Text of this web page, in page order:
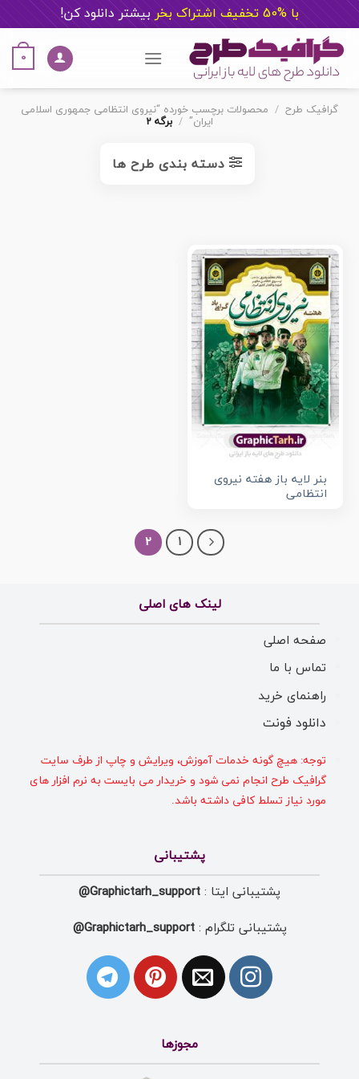
با %50 تخفیف اشتراک بخر بیشتر دانلود کن!
content
0
گرافیک طرح / محصولات برچسب خورده “نیروی انتظامی جمهوری اسلامی
ایران” / برگه 2
دسته بندی طرح ها
بنر لایه باز هفته نیروی
انتظامی
1
2
لینک های اصلی
صفحه اصلی
تماس با ما
راهنمای خرید
دانلود فونت
توجه: هیچ گونه خدمات آموزش، ویرایش و چاپ از طرف سایت
گرافیک طرح انجام نمی شود و خریدار می بایست به نرم افزار های
مورد نیاز تسلط کافی داشته باشد.
پشتیبانی
پشتیبانی ایتا : Graphictarh_support@
پشتیبانی تلگرام :Graphictarh_support@
مجوزها